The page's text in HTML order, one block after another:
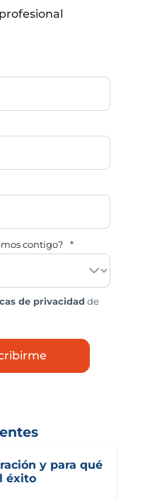
contigo? *
de privacidad de
y para qué
éxito